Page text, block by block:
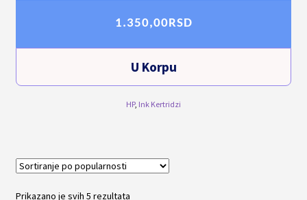
1.350,00RSD
U Korpu
HP, Ink Kertridzi
Prikazano je svih 5 rezultataSortirano